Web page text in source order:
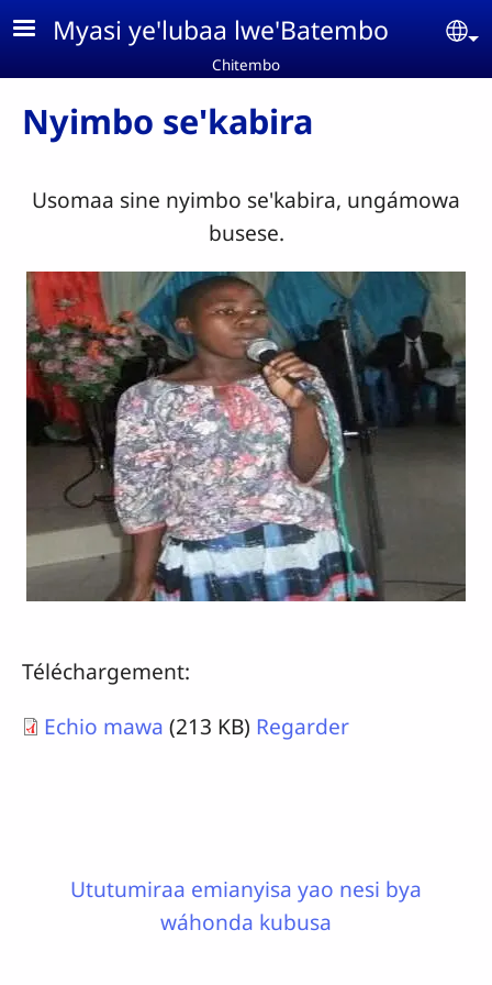
Aller au contenu principal
Myasi ye'lubaa lwe'Batembo
Chitembo
Nyimbo se'kabira
Usomaa sine nyimbo se'kabira, ungámowa
busese.
Téléchargement:
Echio mawa (213 KB) Regarder
Ututumiraa emianyisa yao nesi bya
wáhonda kubusa